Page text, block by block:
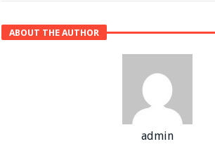
ABOUT THE AUTHOR
admin